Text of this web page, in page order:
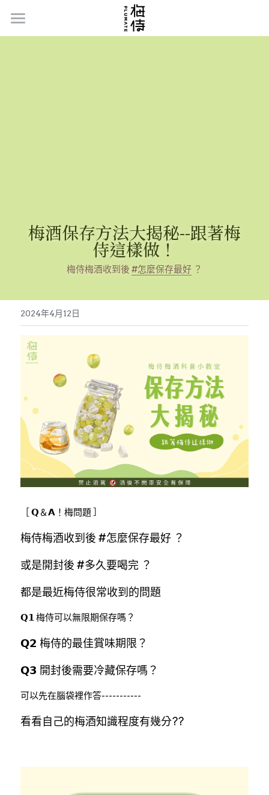
Home
通路據點
聯絡我們
繁體中文
梅酒保存方法大揭秘--跟著梅
侍這樣做！
梅侍梅酒收到後 #怎麼保存最好 ？
2024年4月12日
［ 𝗤＆𝗔！梅問題 ］
梅侍梅酒收到後 #怎麼保存最好 ？
或是開封後 #多久要喝完 ？
都是最近梅侍很常收到的問題
𝗤𝟭 梅侍可以無限期保存嗎？
𝗤𝟮 梅侍的最佳賞味期限？
𝗤𝟯 開封後需要冷藏保存嗎？
可以先在腦袋裡作答-----------
看看自己的梅酒知識程度有幾分??